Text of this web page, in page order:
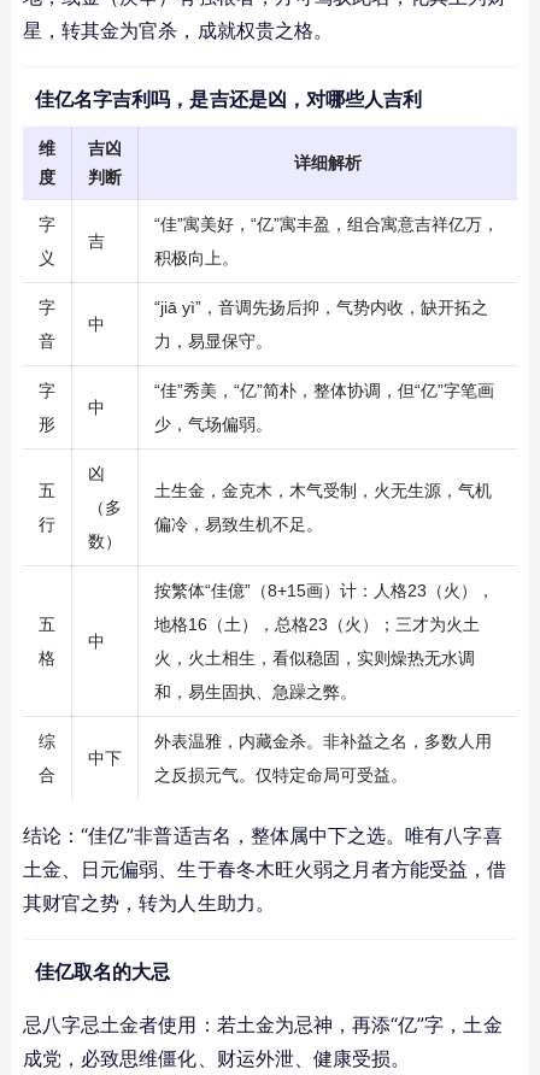
星，转其金为官杀，成就权贵之格。
佳亿名字吉利吗，是吉还是凶，对哪些人吉利
维
度
吉凶
判断
详细解析
字
义
吉
“佳”寓美好，“亿”寓丰盈，组合寓意吉祥亿万，
积极向上。
字
音
中
“jiā yì”，音调先扬后抑，气势内收，缺开拓之
力，易显保守。
字
形
中
“佳”秀美，“亿”简朴，整体协调，但“亿”字笔画
少，气场偏弱。
五
行
凶
（多
数）
土生金，金克木，木气受制，火无生源，气机
偏冷，易致生机不足。
五
格
中
按繁体“佳億”（8+15画）计：人格23（火），
地格16（土），总格23（火）；三才为火土
火，火土相生，看似稳固，实则燥热无水调
和，易生固执、急躁之弊。
综
合
中下
外表温雅，内藏金杀。非补益之名，多数人用
之反损元气。仅特定命局可受益。
结论：“佳亿”非普适吉名，整体属中下之选。唯有八字喜
土金、日元偏弱、生于春冬木旺火弱之月者方能受益，借
其财官之势，转为人生助力。
佳亿取名的大忌
忌八字忌土金者使用：若土金为忌神，再添“亿”字，土金
成党，必致思维僵化、财运外泄、健康受损。